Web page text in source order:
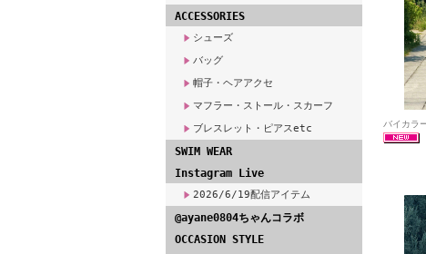
ACCESSORIES
シューズ
バッグ
帽子・ヘアアクセ
マフラー・ストール・スカーフ
ブレスレット・ピアスetc
SWIM WEAR
Instagram Live
2026/6/19配信アイテム
@ayane0804ちゃんコラボ
OCCASION STYLE
バイカラ